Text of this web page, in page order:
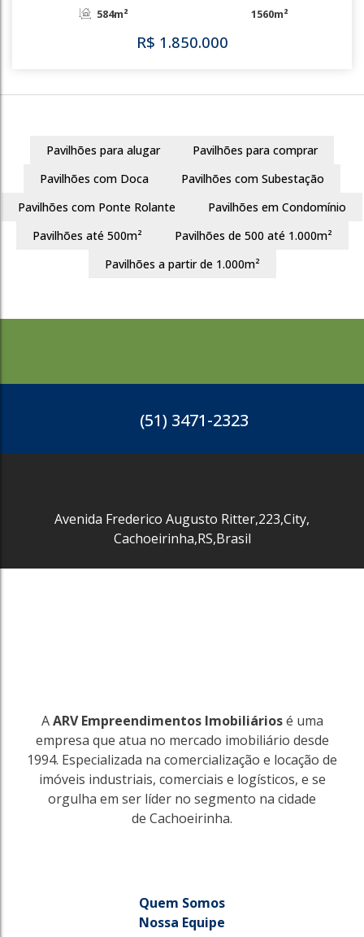
R$1.850.000
584m² 1560m²
Pavilhões para alugar
Pavilhões para comprar
Pavilhões com Doca
Pavilhões com Subestação
Pavilhões com Ponte Rolante
Pavilhões em Condomínio
Pavilhões até 500m²
Pavilhões de 500 até 1.000m²
Pavilhões a partir de 1.000m²
(51) 3471-2323
Avenida Frederico Augusto Ritter,223,City,
Cachoeirinha,RS,Brasil
AARV Empreendimentos Imobiliáriosé uma
empresa que atua no mercado imobiliário desde
1994. Especializada na comercialização e locação de
imóveis industriais, comerciais e logísticos, e se
orgulha em ser líder no segmento na cidade
de Cachoeirinha.
Quem Somos
Nossa Equipe